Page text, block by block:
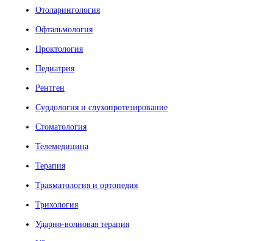
Отоларингология
Офтальмология
Проктология
Педиатрия
Рентген
Сурдология и слухопротезирование
Стоматология
Телемедицина
Терапия
Травматология и ортопедия
Трихология
Ударно-волновая терапия